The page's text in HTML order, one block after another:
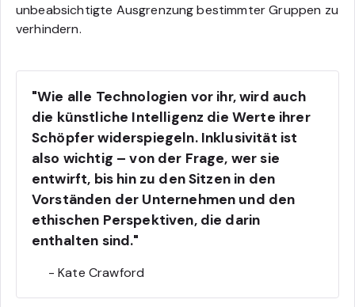
unbeabsichtigte Ausgrenzung bestimmter Gruppen zu
verhindern.
"Wie alle Technologien vor ihr, wird auch
die künstliche Intelligenz die Werte ihrer
Schöpfer widerspiegeln. Inklusivität ist
also wichtig – von der Frage, wer sie
entwirft, bis hin zu den Sitzen in den
Vorständen der Unternehmen und den
ethischen Perspektiven, die darin
enthalten sind."
- Kate Crawford